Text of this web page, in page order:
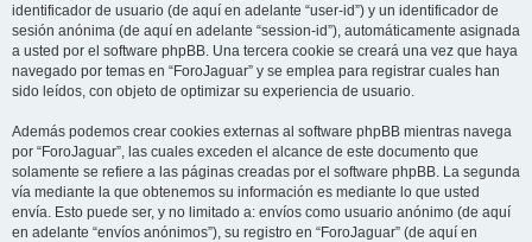
identificador de usuario (de aquí en adelante “user-id”) y un identificador de
sesión anónima (de aquí en adelante “session-id”), automáticamente asignada
a usted por el software phpBB. Una tercera cookie se creará una vez que haya
navegado por temas en “ForoJaguar” y se emplea para registrar cuales han
sido leídos, con objeto de optimizar su experiencia de usuario.
Además podemos crear cookies externas al software phpBB mientras navega
por “ForoJaguar”, las cuales exceden el alcance de este documento que
solamente se refiere a las páginas creadas por el software phpBB. La segunda
vía mediante la que obtenemos su información es mediante lo que usted
envía. Esto puede ser, y no limitado a: envíos como usuario anónimo (de aquí
en adelante “envíos anónimos”), su registro en “ForoJaguar” (de aquí en